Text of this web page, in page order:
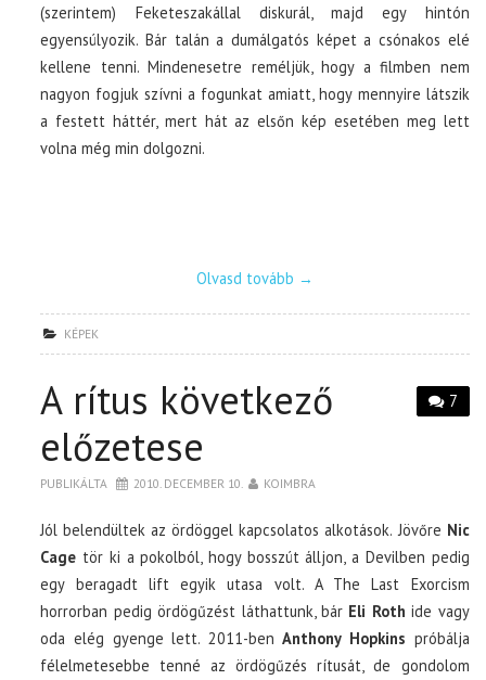
(szerintem) Feketeszakállal diskurál, majd egy hintón
egyensúlyozik. Bár talán a dumálgatós képet a csónakos elé
kellene tenni. Mindenesetre reméljük, hogy a filmben nem
nagyon fogjuk szívni a fogunkat amiatt, hogy mennyire látszik
a festett háttér, mert hát az elsőn kép esetében meg lett
volna még min dolgozni.
Olvasd tovább →
KÉPEK
7
A rítus következő
előzetese
PUBLIKÁLTA 2010. DECEMBER 10. KOIMBRA
Jól belendültek az ördöggel kapcsolatos alkotások. Jövőre Nic
Cage tör ki a pokolból, hogy bosszút álljon, a Devilben pedig
egy beragadt lift egyik utasa volt. A The Last Exorcism
horrorban pedig ördögűzést láthattunk, bár Eli Roth ide vagy
oda elég gyenge lett. 2011-benAnthony Hopkins próbálja
félelmetesebbe tenné az ördögűzés rítusát, de gondolom